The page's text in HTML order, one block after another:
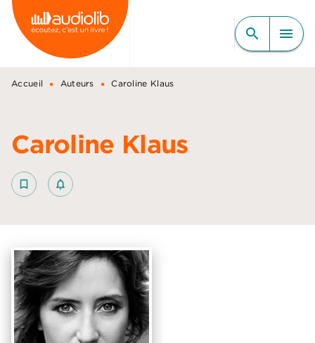
MENU RECHERCHE
CONTENU
PIED DE PAGE
search menu
Accueil • Auteurs • Caroline Klaus
Caroline Klaus
bookmark_border notifications_none_outlined